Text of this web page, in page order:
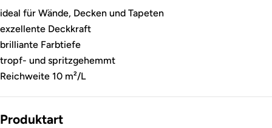
ideal für Wände, Decken und Tapeten
exzellente Deckkraft
brilliante Farbtiefe
tropf- und spritzgehemmt
Reichweite 10 m²/L
Produktart